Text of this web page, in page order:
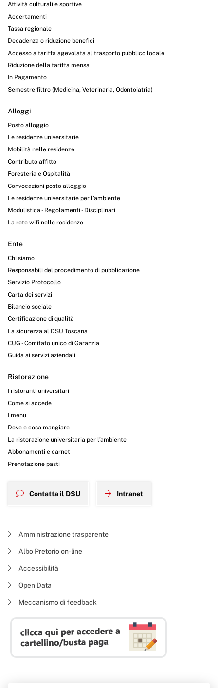
Attività culturali e sportive
Accertamenti
Tassa regionale
Decadenza o riduzione benefici
Accesso a tariffa agevolata al trasporto pubblico locale
Riduzione della tariffa mensa
In Pagamento
Semestre filtro (Medicina, Veterinaria, Odontoiatria)
Alloggi
Posto alloggio
Le residenze universitarie
Mobilità nelle residenze
Contributo affitto
Foresteria e Ospitalità
Convocazioni posto alloggio
Le residenze universitarie per l’ambiente
Modulistica - Regolamenti - Disciplinari
La rete wifi nelle residenze
Ente
Chi siamo
Responsabili del procedimento di pubblicazione
Servizio Protocollo
Carta dei servizi
Bilancio sociale
Certificazione di qualità
La sicurezza al DSU Toscana
CUG - Comitato unico di Garanzia
Guida ai servizi aziendali
Ristorazione
I ristoranti universitari
Come si accede
I menu
Dove e cosa mangiare
La ristorazione universitaria per l’ambiente
Abbonamenti e carnet
Prenotazione pasti
Contatta il DSU Intranet
Amministrazione trasparente
Albo Pretorio on-line
Accessibilità
Open Data
Meccanismo di feedback